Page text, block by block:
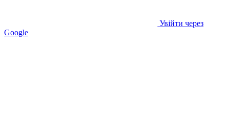
Увійти через
Google